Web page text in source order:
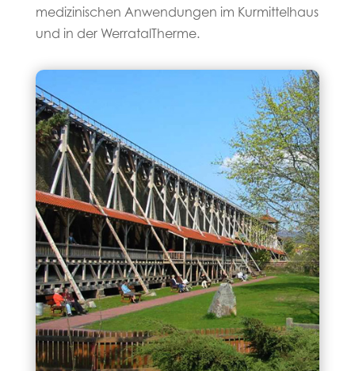
medizinischen Anwendungen im Kurmittelhaus
und in der WerratalTherme.